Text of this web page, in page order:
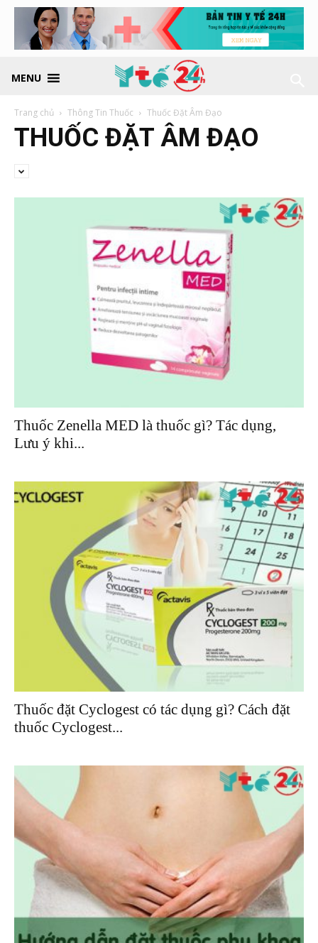
MENU
Trang chủ Thông Tin Thuốc Thuốc Đặt Âm Đạo
THUỐC ĐẶT ÂM ĐẠO
Thuốc Zenella MED là thuốc gì? Tác dụng,
Lưu ý khi...
Thuốc đặt Cyclogest có tác dụng gì? Cách đặt
thuốc Cyclogest...